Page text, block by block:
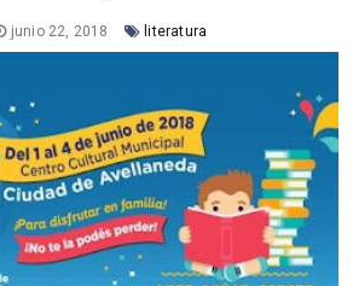
junio 22, 2018 literatura